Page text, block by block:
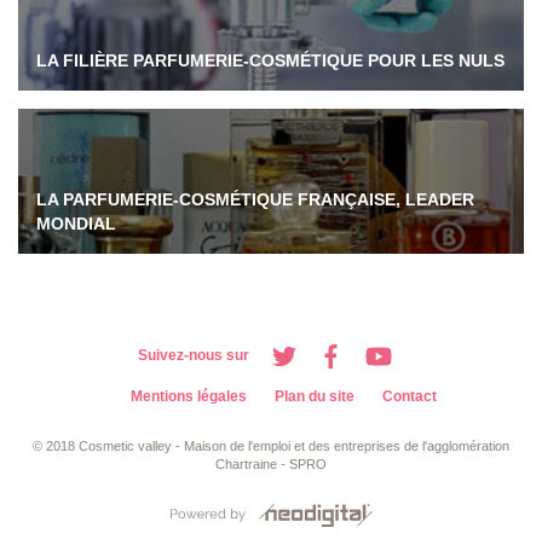
LA FILIÈRE PARFUMERIE-COSMÉTIQUE POUR LES NULS
LA PARFUMERIE-COSMÉTIQUE FRANÇAISE, LEADER
MONDIAL
Suivez-nous sur
Mentions légales Plan du site Contact
© 2018 Cosmetic valley - Maison de l'emploi et des entreprises de l'agglomération
Chartraine - SPRO